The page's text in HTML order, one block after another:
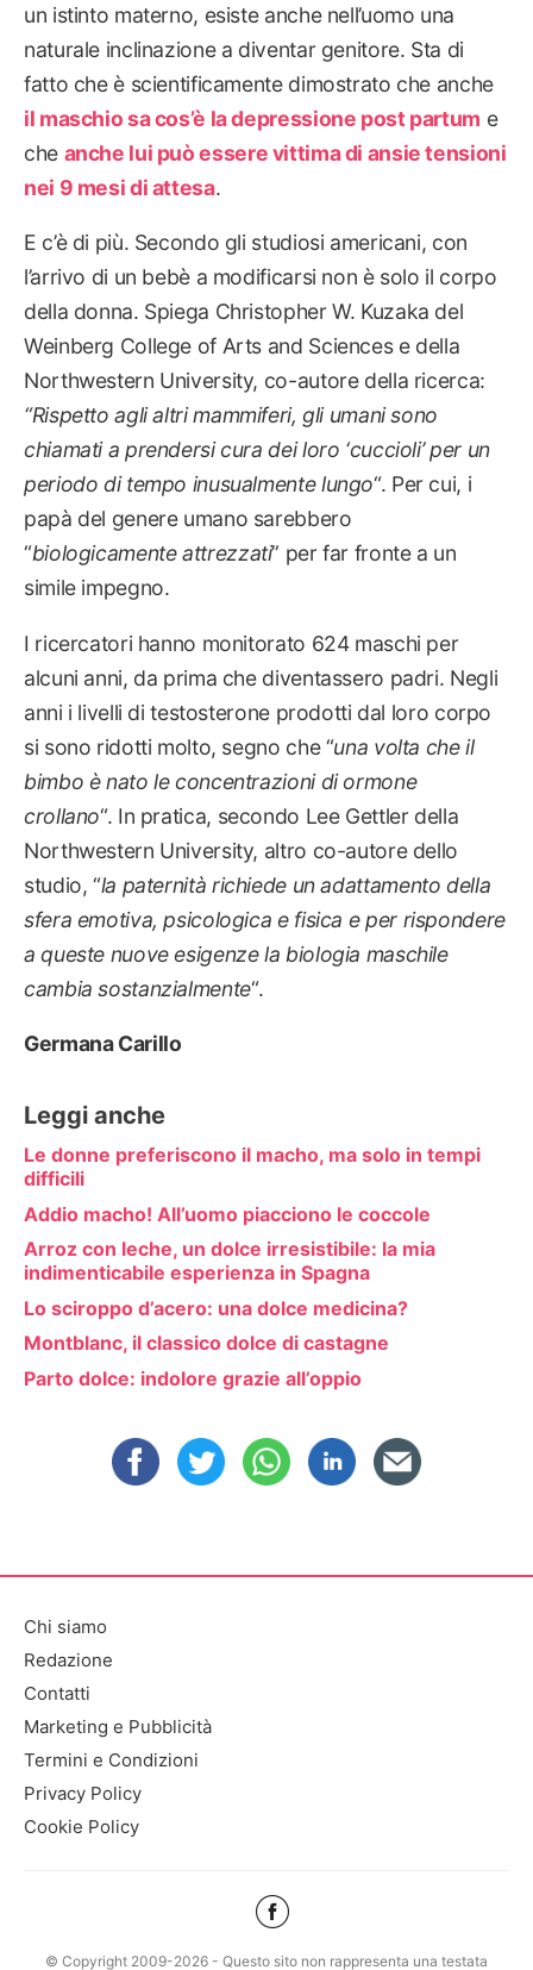
un istinto materno, esiste anche nell’uomo una
naturale inclinazione a diventar genitore. Sta di
fatto che è scientificamente dimostrato che anche
il maschio sa cos’è la depressione post partum e
che anche lui può essere vittima di ansie tensioni
nei 9 mesi di attesa.
E c’è di più. Secondo gli studiosi americani, con
l’arrivo di un bebè a modificarsi non è solo il corpo
della donna. Spiega Christopher W. Kuzaka del
Weinberg College of Arts and Sciences e della
Northwestern University, co-autore della ricerca:
“Rispetto agli altri mammiferi, gli umani sono
chiamati a prendersi cura dei loro ‘cuccioli’ per un
periodo di tempo inusualmente lungo“. Per cui, i
papà del genere umano sarebbero
“biologicamente attrezzati” per far fronte a un
simile impegno.
I ricercatori hanno monitorato 624 maschi per
alcuni anni, da prima che diventassero padri. Negli
anni i livelli di testosterone prodotti dal loro corpo
si sono ridotti molto, segno che “una volta che il
bimbo è nato le concentrazioni di ormone
crollano“. In pratica, secondo Lee Gettler della
Northwestern University, altro co-autore dello
studio, “la paternità richiede un adattamento della
sfera emotiva, psicologica e fisica e per rispondere
a queste nuove esigenze la biologia maschile
cambia sostanzialmente“.
Germana Carillo
Leggi anche
Le donne preferiscono il macho, ma solo in tempi
difficili
Addio macho! All’uomo piacciono le coccole
Arroz con leche, un dolce irresistibile: la mia
indimenticabile esperienza in Spagna
Lo sciroppo d’acero: una dolce medicina?
Montblanc, il classico dolce di castagne
Parto dolce: indolore grazie all’oppio
Chi siamo
Redazione
Contatti
Marketing e Pubblicità
Termini e Condizioni
Privacy Policy
Cookie Policy
© Copyright 2009-2026 - Questo sito non rappresenta una testata